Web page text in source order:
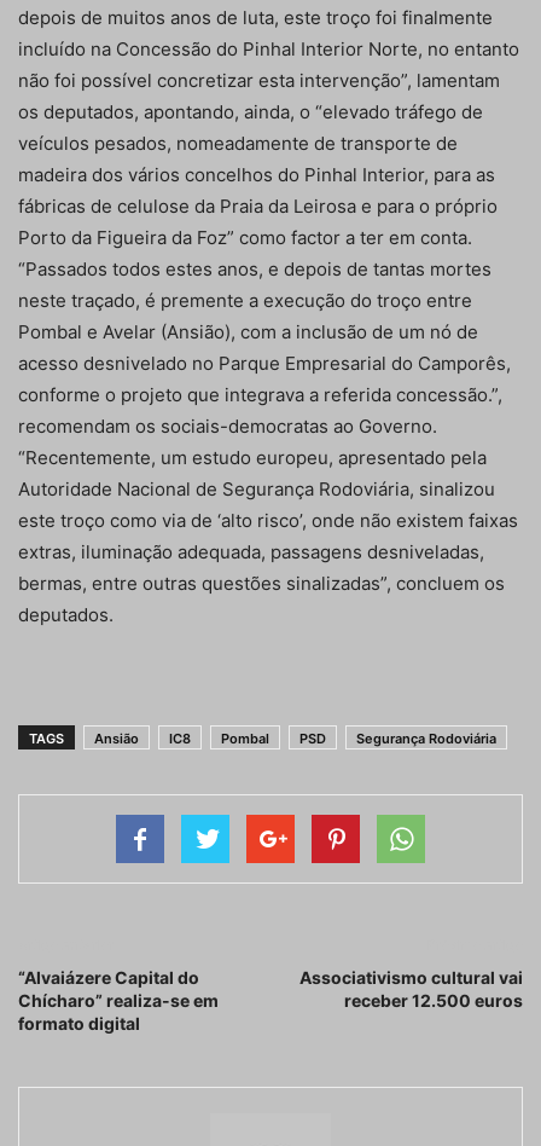
depois de muitos anos de luta, este troço foi finalmente
incluído na Concessão do Pinhal Interior Norte, no entanto
não foi possível concretizar esta intervenção”, lamentam
os deputados, apontando, ainda, o “elevado tráfego de
veículos pesados, nomeadamente de transporte de
madeira dos vários concelhos do Pinhal Interior, para as
fábricas de celulose da Praia da Leirosa e para o próprio
Porto da Figueira da Foz” como factor a ter em conta.
“Passados todos estes anos, e depois de tantas mortes
neste traçado, é premente a execução do troço entre
Pombal e Avelar (Ansião), com a inclusão de um nó de
acesso desnivelado no Parque Empresarial do Camporês,
conforme o projeto que integrava a referida concessão.”,
recomendam os sociais-democratas ao Governo.
“Recentemente, um estudo europeu, apresentado pela
Autoridade Nacional de Segurança Rodoviária, sinalizou
este troço como via de ‘alto risco’, onde não existem faixas
extras, iluminação adequada, passagens desniveladas,
bermas, entre outras questões sinalizadas”, concluem os
deputados.
TAGS Ansião IC8 Pombal PSD Segurança Rodoviária
“Alvaiázere Capital do
Chícharo” realiza-se em
formato digital
Associativismo cultural vai
receber 12.500 euros